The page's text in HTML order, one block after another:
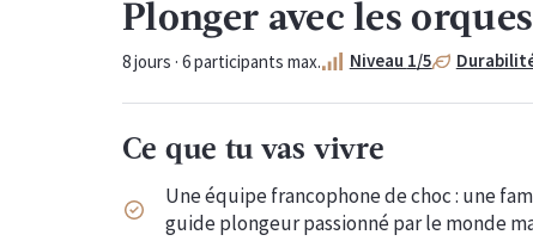
Plonger avec les
8jours · 6participants max. Niveau 1/5
Ce que tu vas vivre
Une équipe francophone de choc : une
guide plongeur passionné par le monde